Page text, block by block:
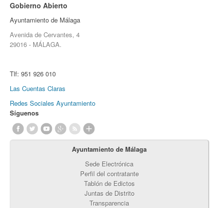
Gobierno Abierto
Ayuntamiento de Málaga
Avenida de Cervantes, 4
29016 - MÁLAGA.
Tlf: 951 926 010
Las Cuentas Claras
Redes Sociales Ayuntamiento
Síguenos
Ayuntamiento de Málaga
Sede Electrónica
Perfil del contratante
Tablón de Edictos
Juntas de Distrito
Transparencia